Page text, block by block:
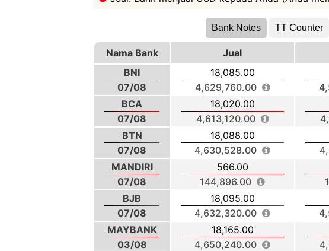
Bank Notes TT Counter
Nama Bank Jual
BNI
07/08
18,085.00
4,629,760.00
BCA
07/08
18,020.00
4,613,120.00
BTN
07/08
18,088.00
4,630,528.00
MANDIRI
07/08
566.00
144,896.00
BJB
07/08
18,095.00
4,632,320.00
MAYBANK
03/08
18,165.00
4,650,240.00